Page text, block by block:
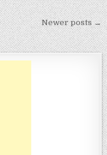
Newer posts →